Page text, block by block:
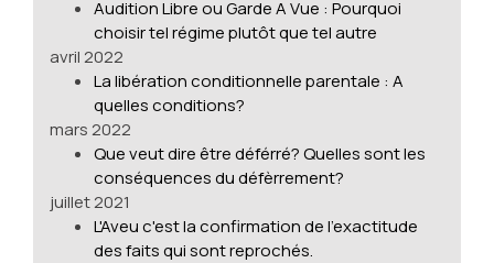
Audition Libre ou Garde A Vue : Pourquoi
choisir tel régime plutôt que tel autre
avril 2022
La libération conditionnelle parentale : A
quelles conditions?
mars 2022
Que veut dire être déférré? Quelles sont les
conséquences du défèrrement?
juillet 2021
L'Aveu c'est la confirmation de l’exactitude
des faits qui sont reprochés.